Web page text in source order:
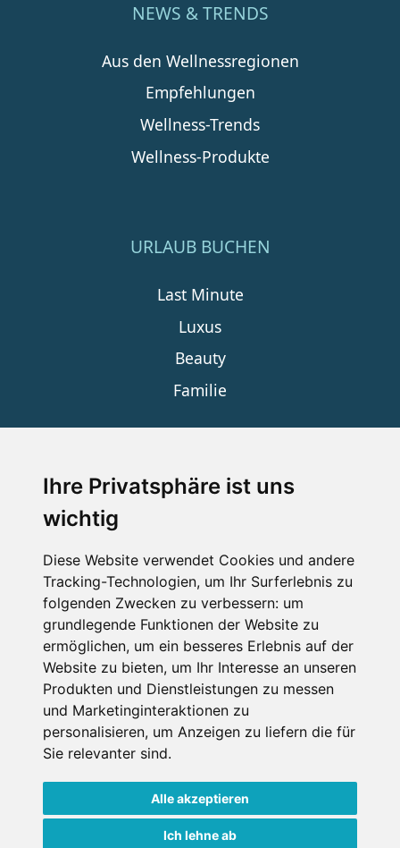
Ihre Privatsphäre ist uns
wichtig
Diese Website verwendet Cookies und andere
Tracking-Technologien, um Ihr Surferlebnis zu
folgenden Zwecken zu verbessern: um
grundlegende Funktionen der Website zu
ermöglichen, um ein besseres Erlebnis auf der
Website zu bieten, um Ihr Interesse an unseren
Produkten und Dienstleistungen zu messen
und Marketinginteraktionen zu
personalisieren, um Anzeigen zu liefern die für
Sie relevanter sind.
Alle akzeptieren
Ich lehne ab
NEWS & TRENDS
Aus den Wellnessregionen
Empfehlungen
Wellness-Trends
Wellness-Produkte
URLAUB BUCHEN
Last Minute
Luxus
Beauty
Familie
SERVICE
Datenschutz
Nutzungsbedingungen
Kontakt
WEITERE PORTALE
Schneemenschen.de
Schneehoehen.de
Alpen-Guide.de